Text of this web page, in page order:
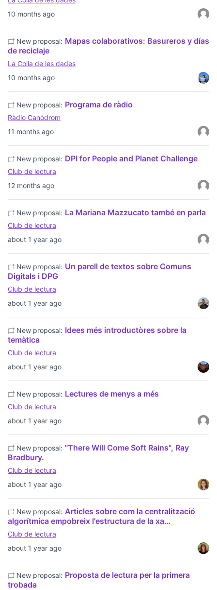
10 months ago
10 months ago
New proposal: Mapas colaborativos: Basureros y días
de reciclaje
La Colla de les dades
11 months ago
New proposal: Programa de ràdio
Ràdio Canòdrom
12 months ago
New proposal: DPI for People and Planet Challenge
Club de lectura
about 1 year ago
New proposal: La Mariana Mazzucato també en parla
Club de lectura
about 1 year ago
New proposal: Un parell de textos sobre Comuns
Digitals i DPG
Club de lectura
about 1 year ago
New proposal: Idees més introductòres sobre la
temàtica
Club de lectura
about 1 year ago
New proposal: Lectures de menys a més
Club de lectura
about 1 year ago
New proposal: "There Will Come Soft Rains", Ray
Bradbury.
Club de lectura
about 1 year ago
New proposal: Articles sobre com la centralització
algorítmica empobreix l'estructura de la xa…
Club de lectura
New proposal: Proposta de lectura per la primera
trobada